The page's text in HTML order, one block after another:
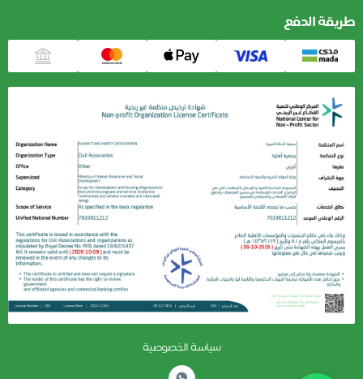
طريقة الدفع
سياسة الخصوصية